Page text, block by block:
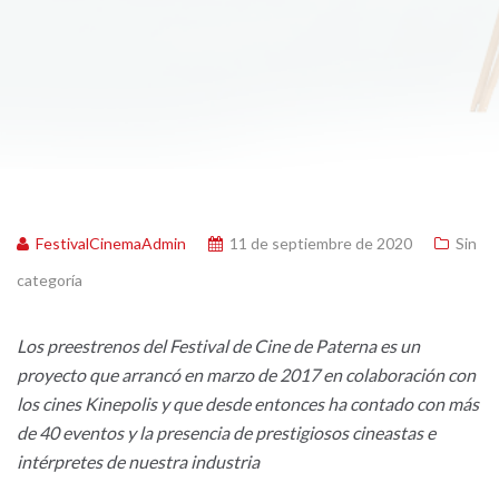
FestivalCinemaAdmin 11 de septiembre de 2020
Sin
categoría
Los preestrenos del Festival de Cine de Paterna es un
proyecto que arrancó en marzo de 2017 en colaboración con
los cines Kinepolis y que desde entonces ha contado con más
de 40 eventos y la presencia de prestigiosos cineastas e
intérpretes de nuestra industria